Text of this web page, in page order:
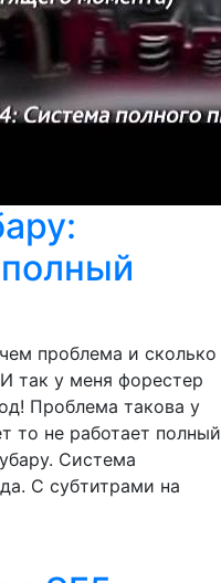
проблема и сколько
так у меня форестер
Проблема такова у
то не работает полный
Система
С субтитрами на